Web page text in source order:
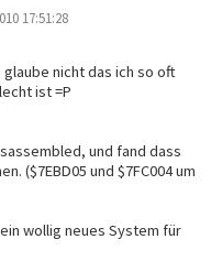
17:51:28
nicht das ich so oft
ist =P
und fand dass
($7EBD05 und $7FC004 um
wollig neues System für